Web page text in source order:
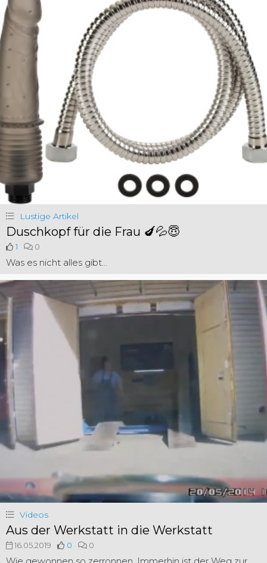
Lustige Artikel
Duschkopf für die Frau 🍆💦😇
1 0
Was es nicht alles gibt...
Videos
Aus der Werkstatt in die Werkstatt
16.05.2019 0 0